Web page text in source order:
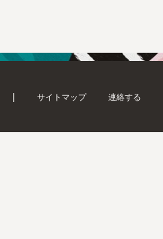
| サイトマップ 連絡する